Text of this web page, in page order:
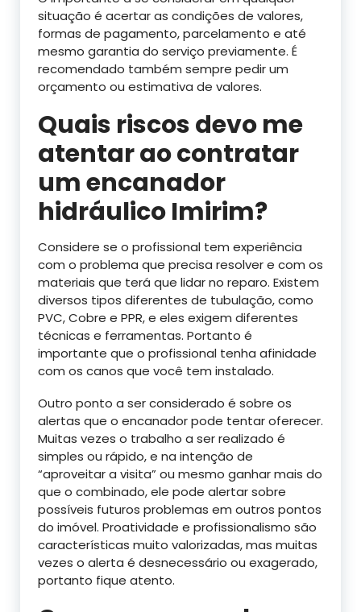
situação é acertar as condições de valores,
formas de pagamento, parcelamento e até
mesmo garantia do serviço previamente. É
recomendado também sempre pedir um
orçamento ou estimativa de valores.
Quais riscos devo me
atentar ao contratar
um encanador
hidráulico Imirim?
Considere se o profissional tem experiência
com o problema que precisa resolver e com os
materiais que terá que lidar no reparo. Existem
diversos tipos diferentes de tubulação, como
PVC, Cobre e PPR, e eles exigem diferentes
técnicas e ferramentas. Portanto é
importante que o profissional tenha afinidade
com os canos que você tem instalado.
Outro ponto a ser considerado é sobre os
alertas que o encanador pode tentar oferecer.
Muitas vezes o trabalho a ser realizado é
simples ou rápido, e na intenção de
“aproveitar a visita” ou mesmo ganhar mais do
que o combinado, ele pode alertar sobre
possíveis futuros problemas em outros pontos
do imóvel. Proatividade e profissionalismo são
características muito valorizadas, mas muitas
vezes o alerta é desnecessário ou exagerado,
portanto fique atento.